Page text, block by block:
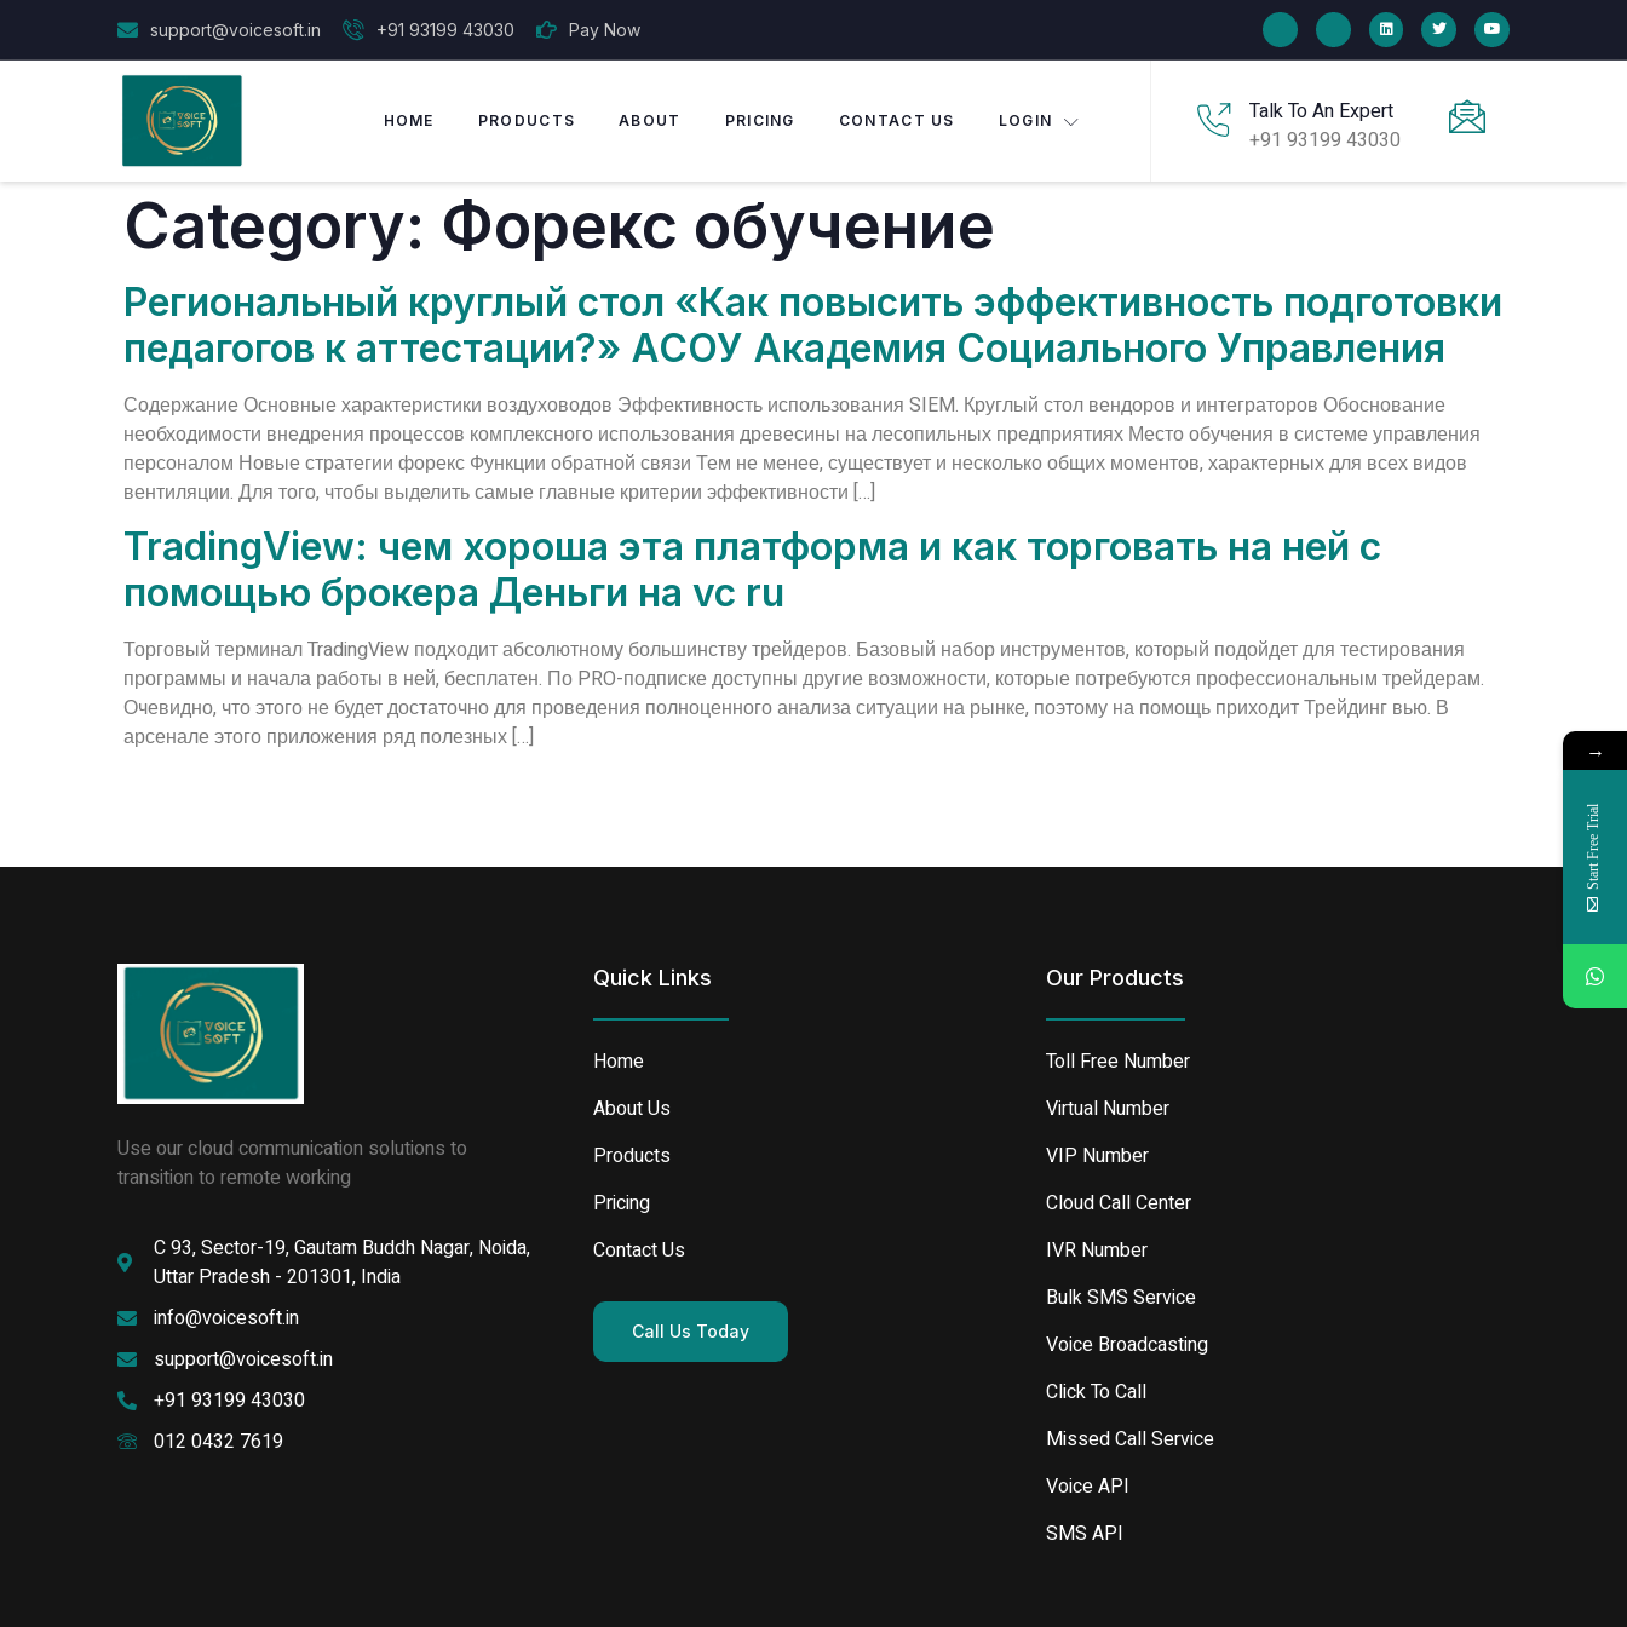
support@voicesoft.in +91 93199 43030 Pay Now
HOME PRODUCTS ABOUT PRICING CONTACT US LOGIN
Talk To An Expert
+91 93199 43030
Category: Форекс обучение
Региональный круглый стол «Как повысить эффективность подготовки
педагогов к аттестации?» АСОУ Академия Социального Управления
Содержание Основные характеристики воздуховодов Эффективность использования SIEM. Круглый стол вендоров и интеграторов Обоснование
необходимости внедрения процессов комплексного использования древесины на лесопильных предприятиях Место обучения в системе управления
персоналом Новые стратегии форекс Функции обратной связи Тем не менее, существует и несколько общих моментов, характерных для всех видов
вентиляции. Для того, чтобы выделить самые главные критерии эффективности […]
TradingView: чем хороша эта платформа и как торговать на ней с
помощью брокера Деньги на vc ru
Торговый терминал TradingView подходит абсолютному большинству трейдеров. Базовый набор инструментов, который подойдет для тестирования
программы и начала работы в ней, бесплатен. По PRO-подписке доступны другие возможности, которые потребуются профессиональным трейдерам.
Очевидно, что этого не будет достаточно для проведения полноценного анализа ситуации на рынке, поэтому на помощь приходит Трейдинг вью. В
арсенале этого приложения ряд полезных […]
Use our cloud communication solutions to
transition to remote working
C 93, Sector-19, Gautam Buddh Nagar, Noida,
Uttar Pradesh - 201301, India
info@voicesoft.in
support@voicesoft.in
+91 93199 43030
012 0432 7619
Quick Links
Home
About Us
Products
Pricing
Contact Us
Call Us Today
Our Products
Toll Free Number
Virtual Number
VIP Number
Cloud Call Center
IVR Number
Bulk SMS Service
Voice Broadcasting
Click To Call
Missed Call Service
Voice API
SMS API
→
Start Free Trial